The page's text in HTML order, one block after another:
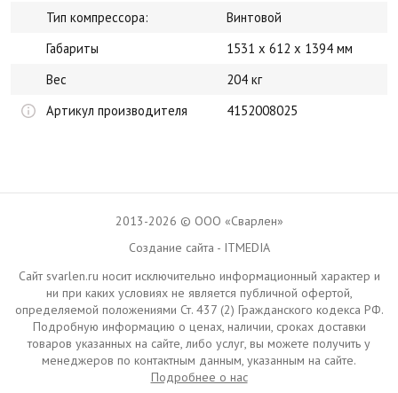
Тип компрессора:
Винтовой
Габариты
1531 x 612 x 1394 мм
Вес
204 кг
Артикул производителя
4152008025
2013-2026 © ООО «Сварлен»
Создание сайта - ITMEDIA
Сайт svarlen.ru носит исключительно информационный характер и
ни при каких условиях не является публичной офертой,
определяемой положениями Ст. 437 (2) Гражданского кодекса РФ.
Подробную информацию о ценах, наличии, сроках доставки
товаров указанных на сайте, либо услуг, вы можете получить у
менеджеров по контактным данным, указанным на сайте.
Подробнее о нас